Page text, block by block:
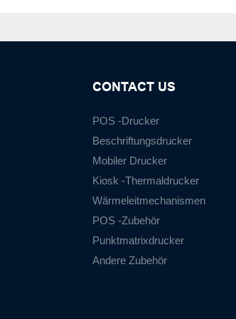
CONTACT US
POS -Drucker
Beschriftungsdrucker
Mobiler Drucker
Kiosk -Thermaldrucker
Wärmeleitmechanismen
POS -Zubehör
Punktmatrixdrucker
Andere Zubehör